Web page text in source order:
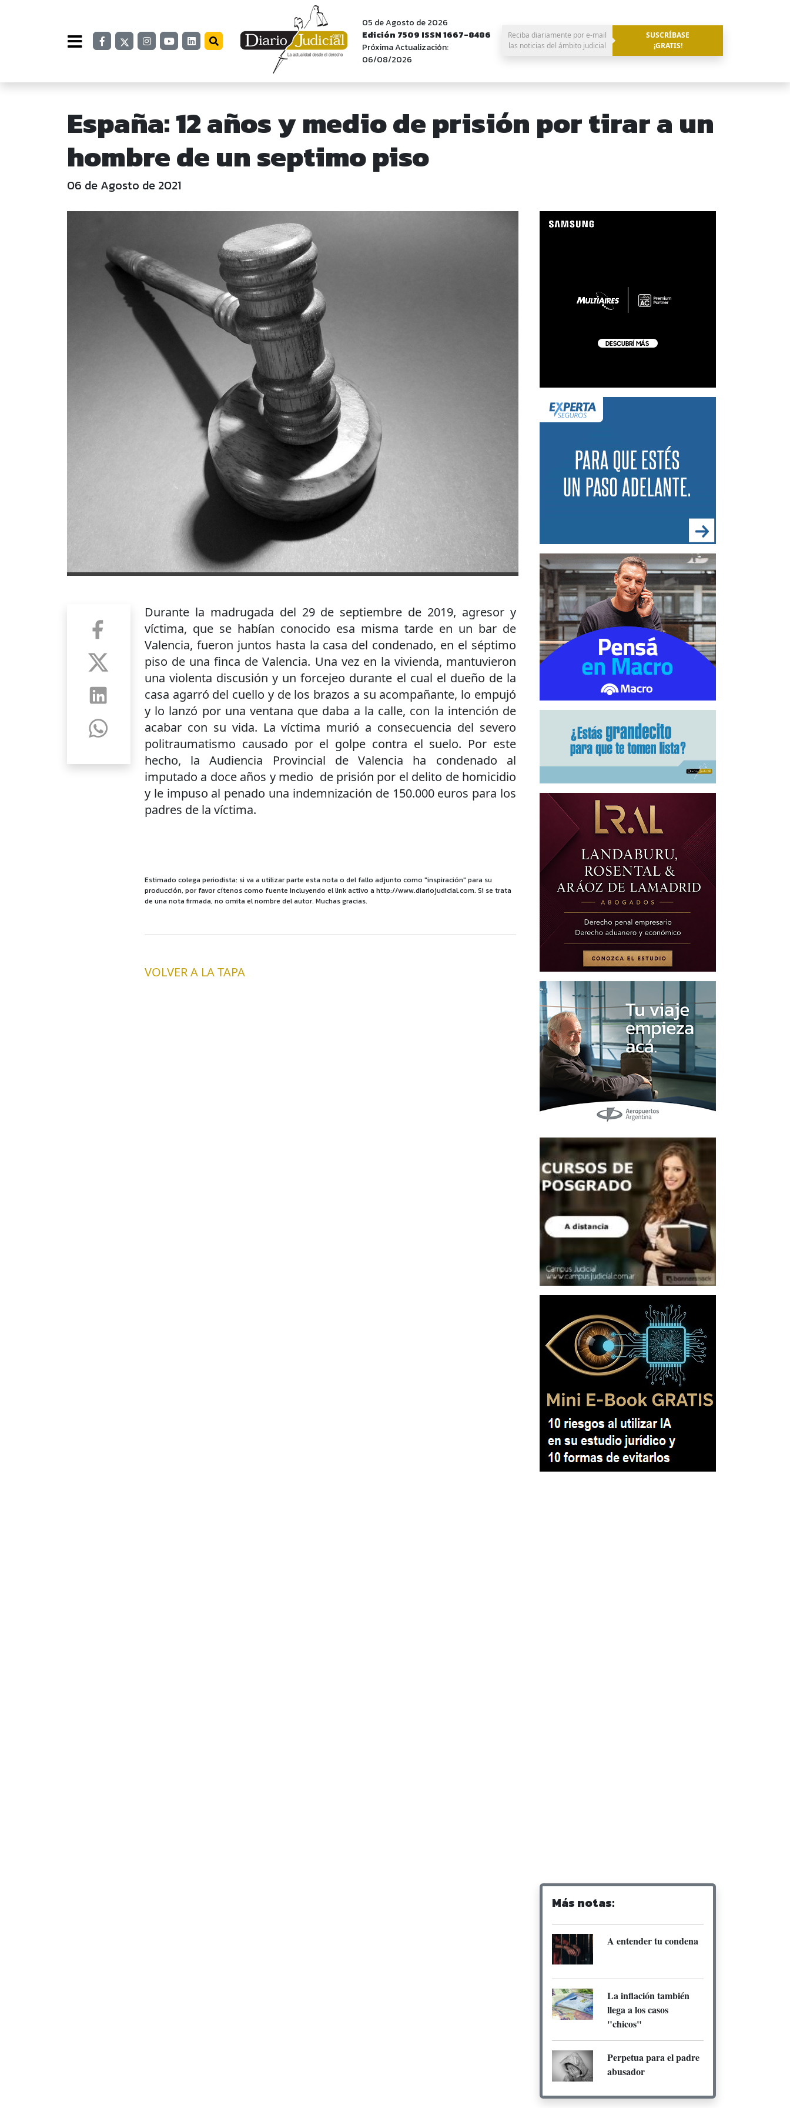
05 de Agosto de 2026
Edición 7509 ISSN 1667-8486
Próxima Actualización:
06/08/2026
Reciba diariamente por e-mail
las noticias del ámbito judicial
SUSCRÍBASE
¡GRATIS!
España: 12 años y medio de prisión por tirar a un
hombre de un septimo piso
06 de Agosto de 2021
Durante la madrugada del 29 de septiembre de 2019, agresor y
víctima, que se habían conocido esa misma tarde en un bar de
Valencia, fueron juntos hasta la casa del condenado, en el séptimo
piso de una finca de Valencia. Una vez en la vivienda, mantuvieron
una violenta discusión y un forcejeo durante el cual el dueño de la
casa agarró del cuello y de los brazos a su acompañante, lo empujó
y lo lanzó por una ventana que daba a la calle, con la intención de
acabar con su vida. La víctima murió a consecuencia del severo
politraumatismo causado por el golpe contra el suelo. Por este
hecho, la Audiencia Provincial de Valencia ha condenado al
imputado a doce años y medio de prisión por el delito de homicidio
y le impuso al penado una indemnización de 150.000 euros para los
padres de la víctima.
Estimado colega periodista: si va a utilizar parte esta nota o del fallo adjunto como "inspiración" para su
producción, por favor cítenos como fuente incluyendo el link activo a http://www.diariojudicial.com. Si se trata
de una nota firmada, no omita el nombre del autor. Muchas gracias.
VOLVER A LA TAPA
Más notas:
A entender tu condena
La inflación también
llega a los casos
"chicos"
Perpetua para el padre
abusador